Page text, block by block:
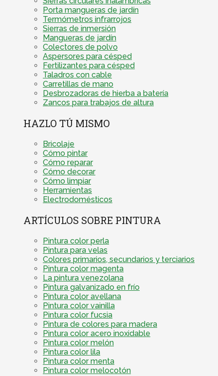
Porta mangueras de jardín
Termómetros infrarrojos
Sierras de inmersión
Mangueras de jardín
Colectores de polvo
Aspersores para césped
Fertilizantes para césped
Taladros con cable
Carretillas de mano
Desbrozadoras de hierba a batería
Zancos para trabajos de altura
HAZLO TÚ MISMO
Bricolaje
Cómo pintar
Cómo reparar
Cómo decorar
Cómo limpiar
Herramientas
Electrodomésticos
ARTÍCULOS SOBRE PINTURA
Pintura color perla
Pintura para velas
Colores primarios, secundarios y terciarios
Pintura color magenta
La pintura venezolana
Pintura galvanizado en frío
Pintura color avellana
Pintura color vainilla
Pintura color fucsia
Pintura de colores para madera
Pintura color acero inoxidable
Pintura color melón
Pintura color lila
Pintura color menta
Pintura color melocotón